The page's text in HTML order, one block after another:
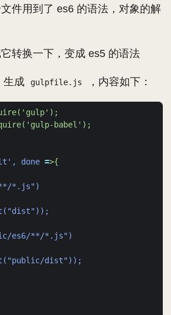
件用到了 es6 的语法，对象的解
转换一下，变成 es5 的语法
生成 gulpfile.js ，内容如下：
babel');
done =>{
**/*.js")
es6/**/*.js")
dist"));